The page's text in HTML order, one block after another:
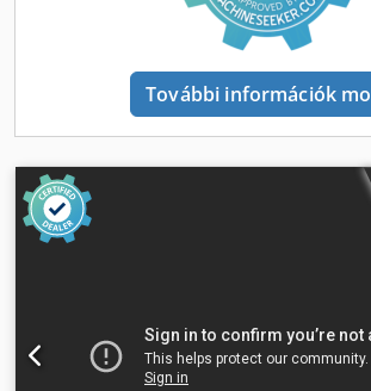
tökéletes élezést biztosít. * Teljes
készülék belsejében található. Műszaki
Élezhető fúróátmérő: 2-13 mm *
Teljesítmény: 120W / 230V * Motor
ford./perc * Súly: kb. 9 kg * Méretek: 330 x
FIGYELEM!!! A gép visszatérítetett termék,
LEHETŐSÉG NINCS!! Codpfezp Ea Eex
További információk